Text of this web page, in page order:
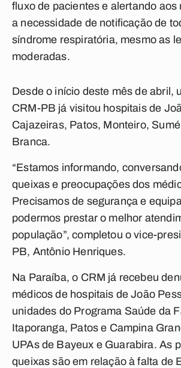
fluxo de pacientes e alertando aos
a necessidade de notificação de
síndrome respiratória, mesmo as
moderadas.
Desde o início deste mês de abril,
CRM-PB já visitou hospitais de
Cajazeiras, Patos, Monteiro,
Branca.
“Estamos informando,
queixas e preocupações dos
Precisamos de segurança e
podermos prestar o melhor
população”, completou o vice-
PB, Antônio Henriques.
Na Paraíba, o CRM já recebeu
médicos de hospitais de João
unidades do Programa Saúde da
Itaporanga, Patos e Campina
UPAs de Bayeux e Guarabira. As
queixas são em relação à falta de